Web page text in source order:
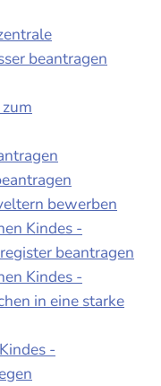
beantragen
bewerben
Kindes -
beantragen
Kindes -
in eine starke
-